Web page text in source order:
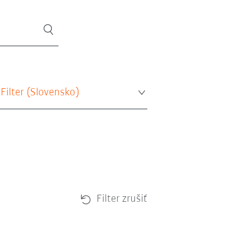
(Slovensko )
Filter zrušiť